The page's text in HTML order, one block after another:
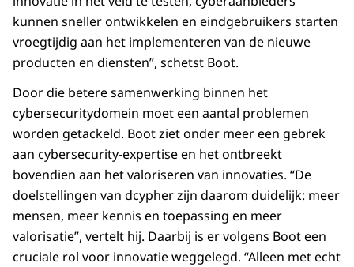
kunnen sneller ontwikkelen en eindgebruikers starten
vroegtijdig aan het implementeren van de nieuwe
producten en diensten”, schetst Boot.
Door die betere samenwerking binnen het
cybersecuritydomein moet een aantal problemen
worden getackeld. Boot ziet onder meer een gebrek
aan cybersecurity-expertise en het ontbreekt
bovendien aan het valoriseren van innovaties. “De
doelstellingen van dcypher zijn daarom duidelijk: meer
mensen, meer kennis en toepassing en meer
valorisatie”, vertelt hij. Daarbij is er volgens Boot een
cruciale rol voor innovatie weggelegd. “Alleen met echt